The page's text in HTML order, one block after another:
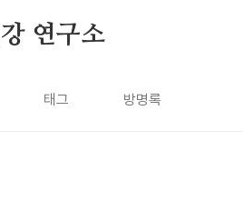
연구소
태그 방명록